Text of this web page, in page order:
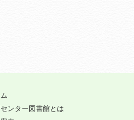
ンター図書館とは